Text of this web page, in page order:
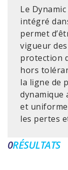
Le
intégré
permet
vigueur
protection
hors
la ligne de
dynamique
et
les pertes
0RÉSULTATS